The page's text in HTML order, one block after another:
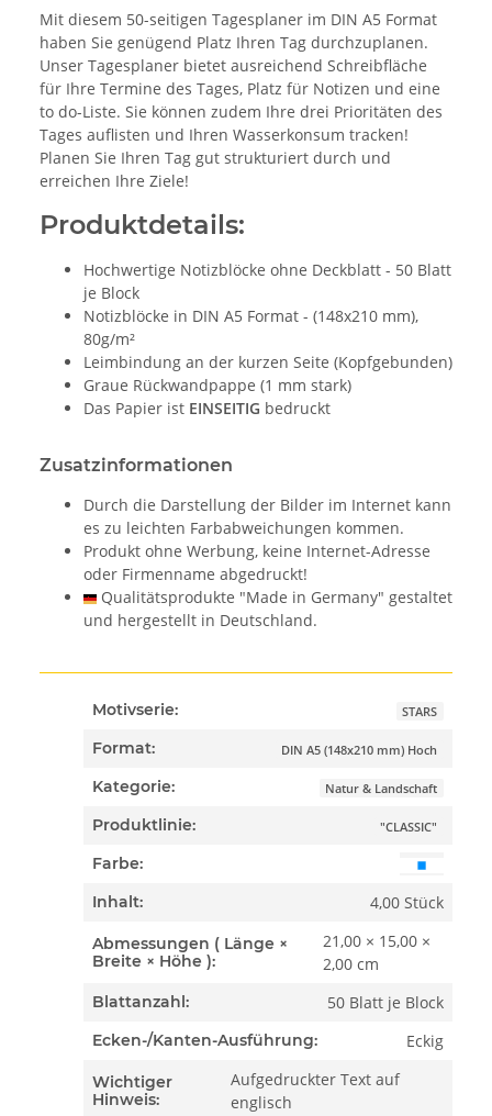
Mit diesem 50-seitigen Tagesplaner im DIN A5 Format
haben Sie genügend Platz Ihren Tag durchzuplanen.
Unser Tagesplaner bietet ausreichend Schreibfläche
für Ihre Termine des Tages, Platz für Notizen und eine
to do-Liste. Sie können zudem Ihre drei Prioritäten des
Tages auflisten und Ihren Wasserkonsum tracken!
Planen Sie Ihren Tag gut strukturiert durch und
erreichen Ihre Ziele!
Produktdetails:
Hochwertige Notizblöcke ohne Deckblatt - 50 Blatt
je Block
Notizblöcke in DIN A5 Format - (148x210 mm),
80g/m²
Leimbindung an der kurzen Seite (Kopfgebunden)
Graue Rückwandpappe (1 mm stark)
Das Papier ist EINSEITIG bedruckt
Zusatzinformationen
Durch die Darstellung der Bilder im Internet kann
es zu leichten Farbabweichungen kommen.
Produkt ohne Werbung, keine Internet-Adresse
oder Firmenname abgedruckt!
Qualitätsprodukte "Made in Germany" gestaltet
und hergestellt in Deutschland.
Motivserie: STARS
Format: DIN A5 (148x210 mm) Hoch
Kategorie: Natur & Landschaft
Produktlinie: "CLASSIC"
Farbe:
Inhalt:
4,00 Stück
Abmessungen ( Länge ×
Breite × Höhe ):
21,00 × 15,00 ×
2,00 cm
Blattanzahl: 50 Blatt je Block
Ecken-/Kanten-Ausführung: Eckig
Wichtiger
Hinweis:
Aufgedruckter Text auf
englisch